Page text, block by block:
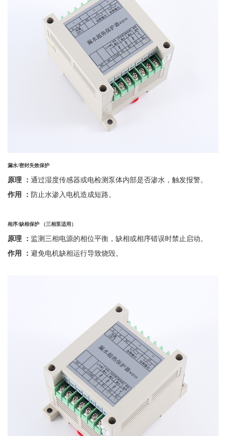
漏水/密封失效保护
原理 ： 通过湿度传感器或电检测泵体内部是否渗水，触发报警。
作用
： 防止水渗入电机造成短路。
相序/缺相保护 （三相泵适用）
原理 ： 监测三相电源的相位平衡，缺相或相序错误时禁止启动。
作用
： 避免电机缺相运行导致烧毁。